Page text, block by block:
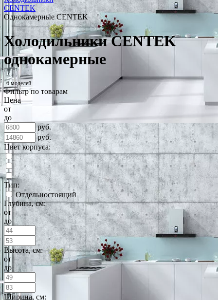
CENTEK
Однокамерные CENTEK
Холодильники CENTEK
однокамерные
6 моделей
Фильтр по товарам
Цена
от
до
руб.
руб.
Цвет корпуса:
Тип:
Отдельностоящий
Глубина, см:
от
до
Высота, см:
от
до
Ширина, см: